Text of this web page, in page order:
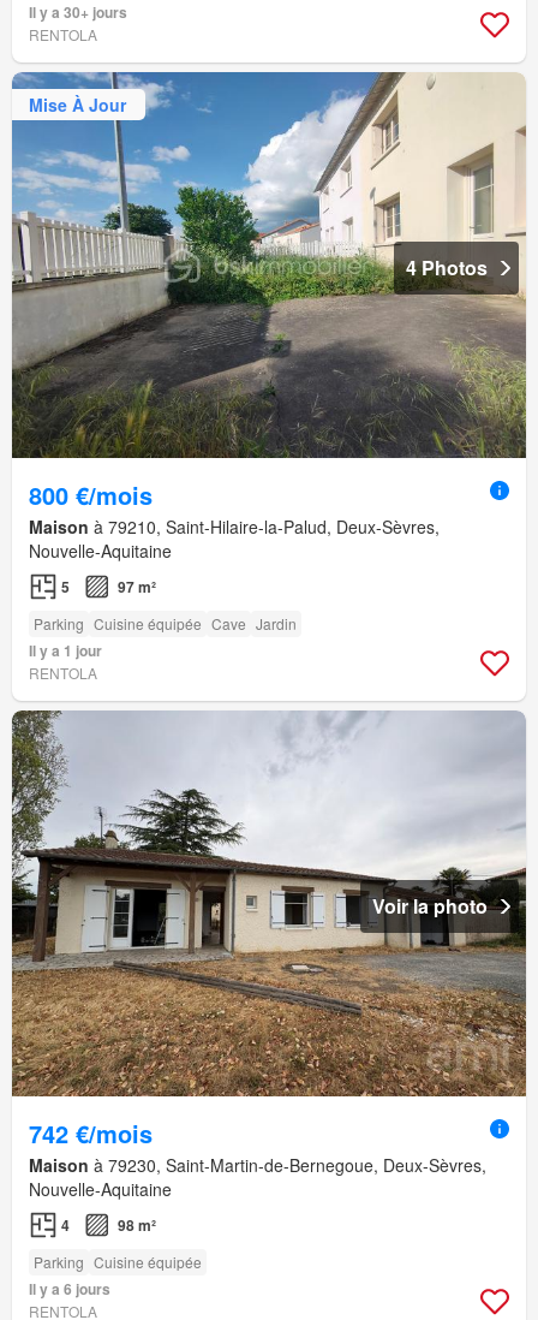
Il y a 30+ jours
RENTOLA
Mise À Jour
4 Photos
800 €/mois
Maison à 79210, Saint-Hilaire-la-Palud, Deux-Sèvres,
Nouvelle-Aquitaine
5 97 m²
Parking Cuisine équipée Cave Jardin
Il y a 1 jour
RENTOLA
Voir la photo
742 €/mois
Maison à 79230, Saint-Martin-de-Bernegoue, Deux-Sèvres,
Nouvelle-Aquitaine
4 98 m²
Parking Cuisine équipée
Il y a 6 jours
RENTOLA